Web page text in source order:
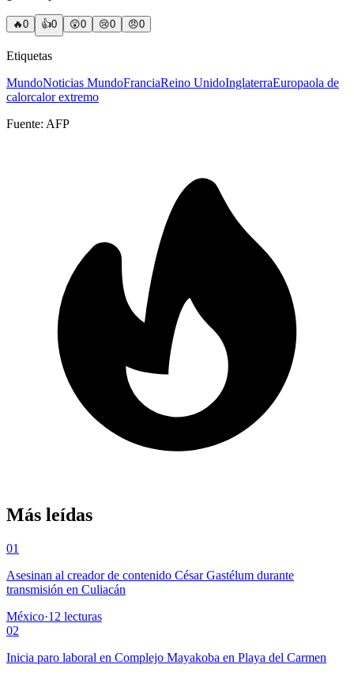
🔥0 👍0 😲0 😢0 😠0
Etiquetas
MundoNoticias MundoFranciaReino UnidoInglaterraEuropaola de
calorcalor extremo
Fuente: AFP
Más leídas
01
Asesinan al creador de contenido César Gastélum durante
transmisión en Culiacán
México·12 lecturas
02
Inicia paro laboral en Complejo Mayakoba en Playa del Carmen